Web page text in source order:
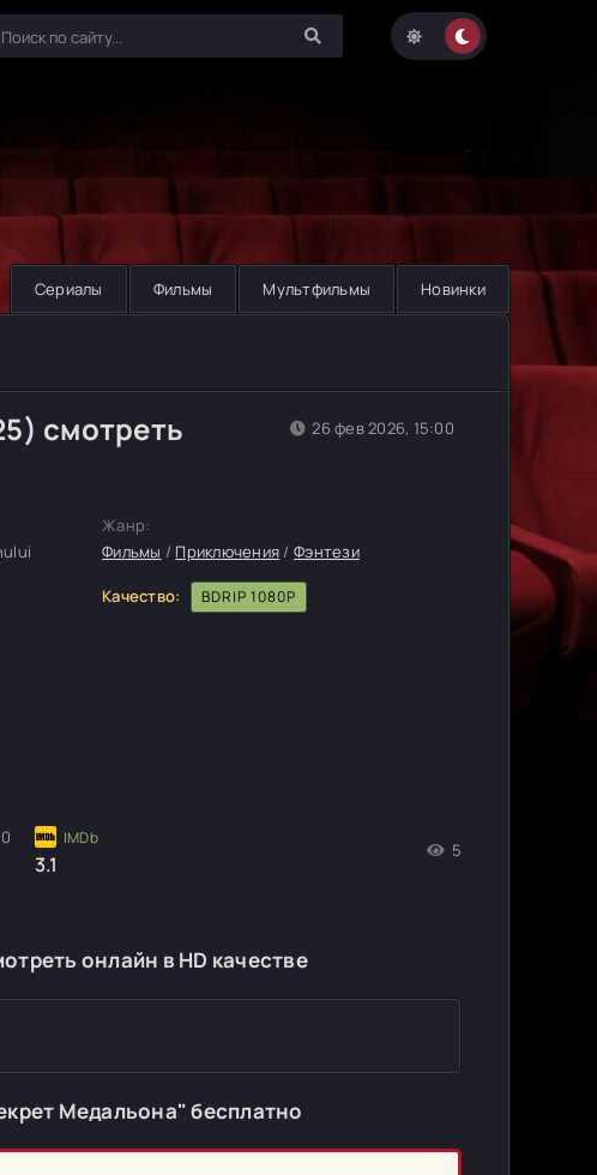
Сериалы Фильмы Мультфильмы Новинки
смотреть
0
3.1
5
26 фев 2026, 15:00
Жанр:
Фильмы / Приключения / Фэнтези
Качество: BDRIP 1080P
онлайн в HD качестве
Медальона" бесплатно